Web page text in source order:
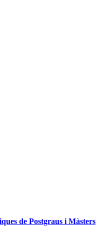
de Postgraus i Màsters